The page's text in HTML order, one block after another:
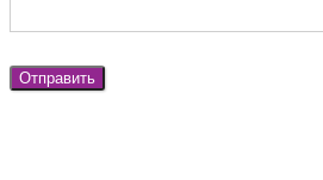
Отправить